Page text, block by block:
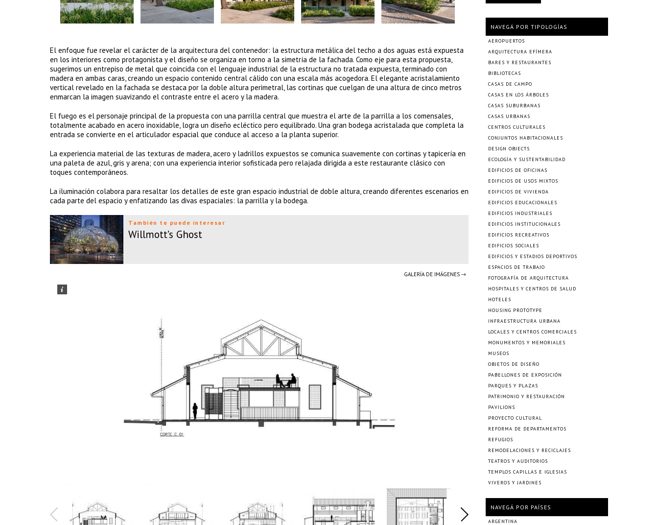
El enfoque fue revelar el carácter de la arquitectura del contenedor: la estructura metálica del techo a dos aguas está expuesta
en los interiores como protagonista y el diseño se organiza en torno a la simetría de la fachada. Como eje para esta propuesta,
sugerimos un entrepiso de metal que coincida con el lenguaje industrial de la estructura no tratada expuesta, terminado con
madera en ambas caras, creando un espacio contenido central cálido con una escala más acogedora. El elegante acristalamiento
vertical revelado en la fachada se destaca por la doble altura perimetral, las cortinas que cuelgan de una altura de cinco metros
enmarcan la imagen suavizando el contraste entre el acero y la madera.
El fuego es el personaje principal de la propuesta con una parrilla central que muestra el arte de la parrilla a los comensales,
totalmente acabado en acero inoxidable, logra un diseño ecléctico pero equilibrado. Una gran bodega acristalada que completa la
entrada se convierte en el articulador espacial que conduce al acceso a la planta superior.
La experiencia material de las texturas de madera, acero y ladrillos expuestos se comunica suavemente con cortinas y tapicería en
una paleta de azul, gris y arena; con una experiencia interior sofisticada pero relajada dirigida a este restaurante clásico con
toques contemporáneos.
La iluminación colabora para resaltar los detalles de este gran espacio industrial de doble altura, creando diferentes escenarios en
cada parte del espacio y enfatizando las divas espaciales: la parrilla y la bodega.
También te puede interesar
Willmott’s Ghost
GALERÍA DE IMÁGENES →
NAVEGÁ POR TIPOLOGÍAS
AEROPUERTOS
ARQUITECTURA EFÍMERA
BARES Y RESTAURANTES
BIBLIOTECAS
CASAS DE CAMPO
CASAS EN LOS ÁRBOLES
CASAS SUBURBANAS
CASAS URBANAS
CENTROS CULTURALES
CONJUNTOS HABITACIONALES
DESIGN OBJECTS
ECOLOGÍA Y SUSTENTABILIDAD
EDIFICIOS DE OFICINAS
EDIFICIOS DE USOS MIXTOS
EDIFICIOS DE VIVIENDA
EDIFICIOS EDUCACIONALES
EDIFICIOS INDUSTRIALES
EDIFICIOS INSTITUCIONALES
EDIFICIOS RECREATIVOS
EDIFICIOS SOCIALES
EDIFICIOS Y ESTADIOS DEPORTIVOS
ESPACIOS DE TRABAJO
FOTOGRAFÍA DE ARQUITECTURA
HOSPITALES Y CENTROS DE SALUD
HOTELES
HOUSING PROTOTYPE
INFRAESTRUCTURA URBANA
LOCALES Y CENTROS COMERCIALES
MONUMENTOS Y MEMORIALES
MUSEOS
OBJETOS DE DISEÑO
PABELLONES DE EXPOSICIÓN
PARQUES Y PLAZAS
PATRIMONIO Y RESTAURACIÓN
PAVILIONS
PROYECTO CULTURAL
REFORMA DE DEPARTAMENTOS
REFUGIOS
REMODELACIONES Y RECICLAJES
TEATROS Y AUDITORIOS
TEMPLOS CAPILLAS E IGLESIAS
VIVEROS Y JARDINES
NAVEGÁ POR PAÍSES
ARGENTINA